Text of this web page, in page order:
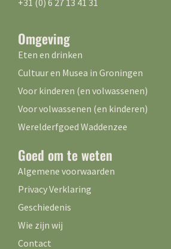
Omgeving
Eten en drinken
Cultuur en Musea in Groningen
Voor kinderen (en volwassenen)
Voor volwassenen (en kinderen)
Werelderfgoed Waddenzee
Goed om te weten
Algemene voorwaarden
Privacy Verklaring
Geschiedenis
Wie zijn wij
Contact